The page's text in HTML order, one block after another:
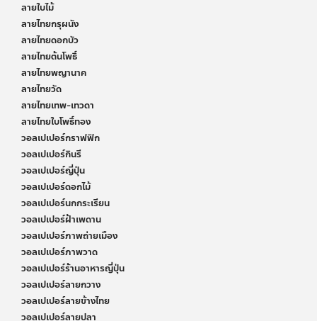
ลายใบไม้
ลายไทยกรุผนัง
ลายไทยดอกบัว
ลายไทยต้นโพธิ์
ลายไทยพญานาค
ลายไทยวัด
ลายไทยเทพ-เทวดา
ลายไทยใบโพธิ์ทอง
วอลเปเปอร์กราฟฟิก
วอลเปเปอร์กินรี
วอลเปเปอร์ญี่ปุ่น
วอลเปเปอร์ดอกไม้
วอลเปเปอร์นกกระเรียน
วอลเปเปอร์ฝ้าเพดาน
วอลเปเปอร์ภาพถ่ายเมือง
วอลเปเปอร์ภาพวาด
วอลเปเปอร์ร้านอาหารญี่ปุ่น
วอลเปเปอร์ลายกวาง
วอลเปเปอร์ลายข้างไทย
วอลเปเปอร์ลายปลา